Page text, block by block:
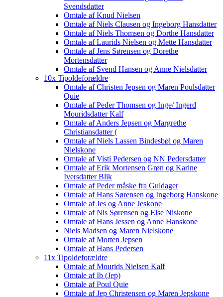
Svendsdatter
Omtale af Knud Nielsen
Omtale af Niels Clausen og Ingeborg Hansdatter
Omtale af Niels Thomsen og Dorthe Hansdatter
Omtale af Laurids Nielsen og Mette Hansdatter
Omtale af Jens Sørensen og Dorethe
Mortensdatter
Omtale af Svend Hansen og Anne Nielsdatter
10x Tipoldeforældre
Omtale af Christen Jepsen og Maren Poulsdatter
Quie
Omtale af Peder Thomsen og Inge/ Ingerd
Mouridsdatter Kalf
Omtale af Anders Jepsen og Margrethe
Christiansdatter (
Omtale af Niels Lassen Bindesbøl og Maren
Nielskone
Omtale af Visti Pedersen og NN Pedersdatter
Omtale af Erik Mortensen Grøn og Karine
Iversdatter Blik
Omtale af Peder måske fra Guldager
Omtale af Hans Sørensen og Ingeborg Hanskone
Omtale af Jes og Anne Jeskone
Omtale af Nis Sørensen og Else Niskone
Omtale af Hans Jessen og Anne Hanskone
Niels Madsen og Maren Nielskone
Omtale af Morten Jepsen
Omtale af Hans Pedersen
11x Tipoldeforældre
Omtale af Mourids Nielsen Kalf
Omtale af Ib (Jep)
Omtale af Poul Quie
Omtale af Jep Christensen og Maren Jepskone